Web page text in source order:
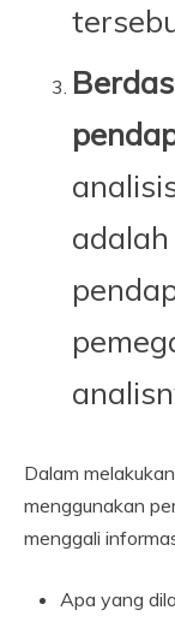
Dalam
menggunakan
menggali
Apa yang